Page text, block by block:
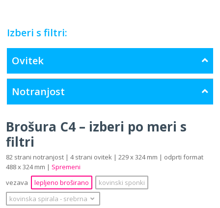
Izberi s filtri:
Ovitek
Notranjost
Brošura C4 – izberi po meri s
filtri
82 strani notranjost | 4 strani ovitek | 229 x 324 mm | odprti format
488 x 324 mm | Spremeni
vezava
lepljeno broširano
kovinski sponki
kovinska spirala ‐ srebrna